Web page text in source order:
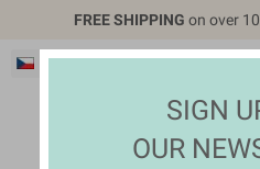
FREE SHIPPING on over
Čeština EUR €
SIGN
OUR